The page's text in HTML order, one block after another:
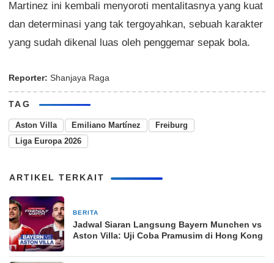
Martinez ini kembali menyoroti mentalitasnya yang kuat
dan determinasi yang tak tergoyahkan, sebuah karakter
yang sudah dikenal luas oleh penggemar sepak bola.
Reporter: Shanjaya Raga
TAG
Aston Villa Emiliano Martínez
Freiburg
Liga Europa 2026
ARTIKEL TERKAIT
BERITA
Jadwal Siaran Langsung Bayern Munchen vs
Aston Villa: Uji Coba Pramusim di Hong Kong